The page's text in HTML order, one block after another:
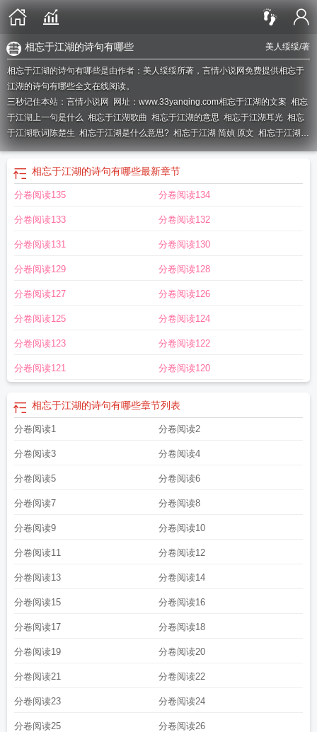
美人绥绥/著
相忘于江湖的诗句有哪些
相忘于江湖的诗句有哪些是由作者：美人绥绥所著，言情小说网免费提供相忘于
江湖的诗句有哪些全文在线阅读。
三秒记住本站：言情小说网 网址：www.33yanqing.com相忘于江湖的文案 相忘
于江湖上一句是什么 相忘于江湖歌曲 相忘于江湖的意思 相忘于江湖耳光 相忘
于江湖歌词陈楚生 相忘于江湖是什么意思? 相忘于江湖 简媜 原文 相忘于江湖的
前一句相忘于江湖了的意思相忘于江湖到底爱过没相忘于江湖下一句相忘于
江湖歌曲陈楚生
庄子说相濡以沫不如相忘于江湖
么意思
于江湖却怀念到哭泣厌倦到终老
相忘于江湖是什么意思
句相忘于江湖经典句子一整句 相忘于江湖的反义词是什么
句相忘于江湖的诗句有哪些 相忘于江湖是真爱吗相忘于江湖下一句怎么说
相忘于江湖的诗句有哪些最新章节
分卷阅读135 分卷阅读134
分卷阅读133 分卷阅读132
分卷阅读131 分卷阅读130
分卷阅读129 分卷阅读128
分卷阅读127 分卷阅读126
分卷阅读125 分卷阅读124
分卷阅读123 分卷阅读122
分卷阅读121 分卷阅读120
相忘于江湖的诗句有哪些章节列表
分卷阅读1 分卷阅读2
分卷阅读3 分卷阅读4
分卷阅读5 分卷阅读6
分卷阅读7 分卷阅读8
分卷阅读9 分卷阅读10
分卷阅读11 分卷阅读12
分卷阅读13 分卷阅读14
分卷阅读15 分卷阅读16
分卷阅读17 分卷阅读18
分卷阅读19 分卷阅读20
分卷阅读21 分卷阅读22
分卷阅读23 分卷阅读24
分卷阅读25 分卷阅读26